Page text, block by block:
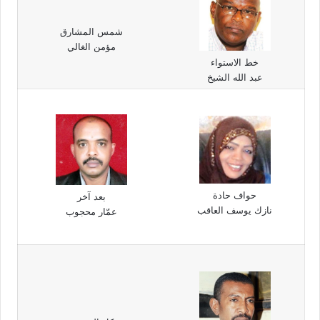
خط الاستواء
عبد الله الشيخ
شمس المشارق
مؤمن الغالي
حواف حادة
نازك يوسف العاقب
بعد آخر
عمّار محجوب